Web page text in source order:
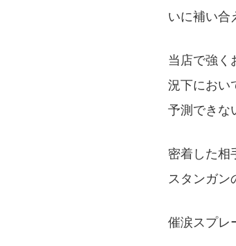
いに補い合
当店で強く
況下におい
予測できな
密着した相
スタンガン
催涙スプレ